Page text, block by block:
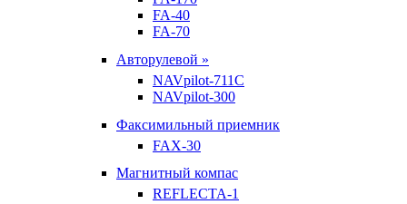
FA-40
FA-70
Авторулевой »
NAVpilot-711С
NAVpilot-300
Факсимильный приемник
FAX-30
Магнитный компас
REFLECTA-1